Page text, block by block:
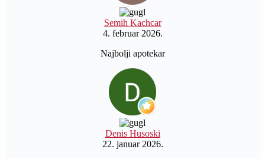
Semih Kachcar
4. februar 2026.
Najbolji apotekar
Denis Husoski
22. januar 2026.